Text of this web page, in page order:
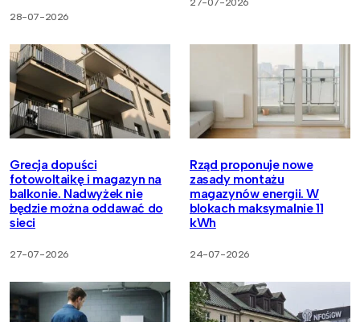
28-07-2026
27-07-2026
Grecja dopuści
fotowoltaikę i magazyn na
balkonie. Nadwyżek nie
będzie można oddawać do
sieci
27-07-2026
Rząd proponuje nowe
zasady montażu
magazynów energii. W
blokach maksymalnie 11
kWh
24-07-2026